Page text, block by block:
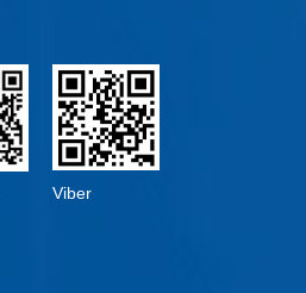
Viber